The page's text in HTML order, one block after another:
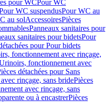
pour WCPour WC
WC suspendusPour WC au
au solAccessoiresPièces
Panneaux sanitaires pour
sanitaires pour bidetsPour
pour Pour bidets
fonctionnement avec rinçage,
fonctionnement avec
détachées pour Sans
rinçage, sans bridePièces
avec rinçage, sans
ou à encastrerPièces